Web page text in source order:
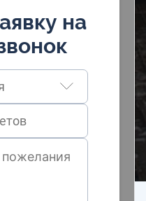
на